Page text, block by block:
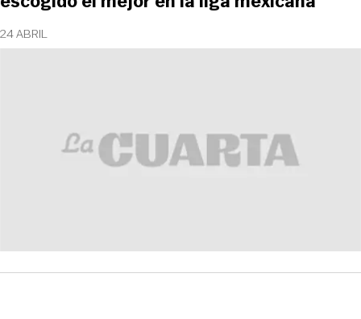
24 ABRIL